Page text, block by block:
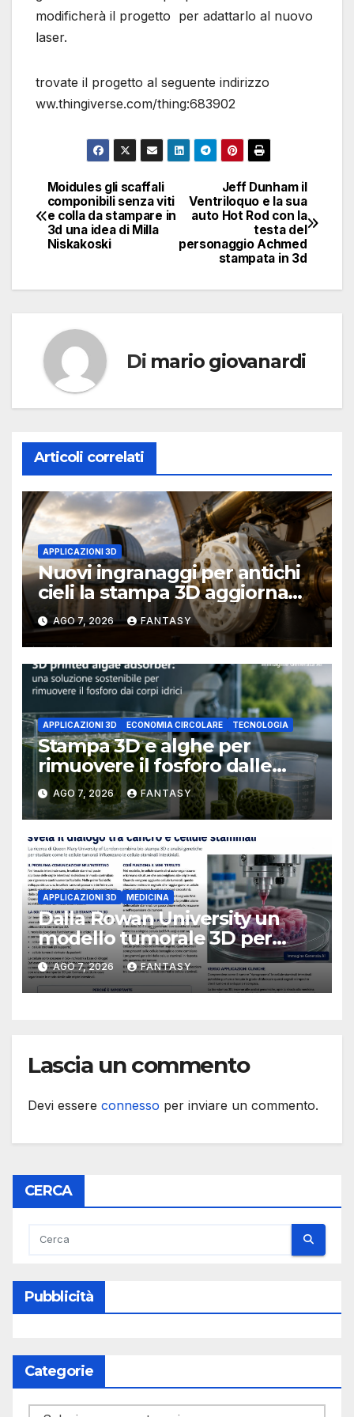
modificherà il progetto per adattarlo al nuovo
laser.
trovate il progetto al seguente indirizzo
ww.thingiverse.com/thing:683902
Navigazione
articoli
Jeff Dunham il
Ventriloquo e la sua
auto Hot Rod con la
testa del
personaggio Achmed
stampata in 3d
Moidules gli scaffali
componibili senza viti
e colla da stampare in
3d una idea di Milla
Niskakoski
Di mario giovanardi
Articoli correlati
APPLICAZIONI 3D
Nuovi ingranaggi per antichi
cieli la stampa 3D aggiorna
un osservatorio del 1930 della
University of Arkansas at
Little Rock
AGO 7, 2026 FANTASY
APPLICAZIONI 3D ECONOMIA CIRCOLARE TECNOLOGIA
Stampa 3D e alghe per
rimuovere il fosforo dalle
acque il progetto della
Florida Atlantic University
AGO 7, 2026 FANTASY
APPLICAZIONI 3D MEDICINA
Dalla Rowan University un
modello tumorale 3D per
studiare il dialogo tra cancro
e cellule staminali
AGO 7, 2026 FANTASY
Lascia un commento
Devi essere connesso per inviare un commento.
CERCA
Pubblicità
Categorie